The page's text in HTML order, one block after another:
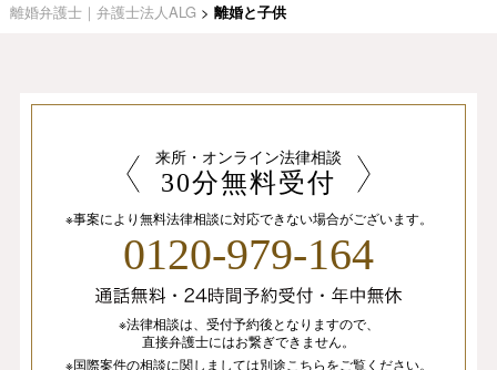
離婚弁護士｜弁護士法人ALG > 離婚と子供
来所・オンライン法律相談
30分無料受付
※事案により無料法律相談に対応できない場合がございます。
0120-979-164
※法律相談は、 受付予約後となりますので、
直接弁護士にはお繋ぎできません。
※国際案件の相談に関しましては別途 こちらをご覧ください。